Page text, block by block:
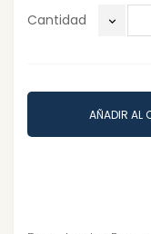
Cantidad
AÑADIR AL